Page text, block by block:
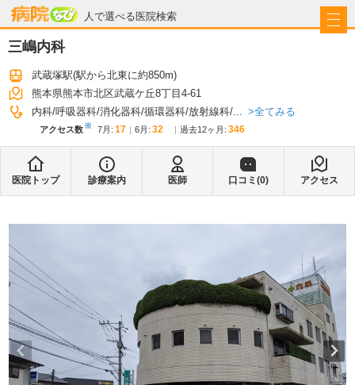
人で選べる医院検索
病院なび
三嶋内科
武蔵塚駅(駅から北東に約850m)
熊本県熊本市北区武蔵ケ丘8丁目4-61
内科 呼吸器科 消化器科 循環器科 放射線科 ... 全てみる
アクセス数※ 7月 : 17 6月 : 32 過去12ヶ月: 346
医院トップ 診療案内 医師 口コミ(0) アクセス